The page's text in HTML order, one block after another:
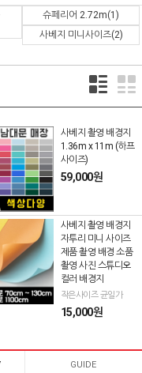
슈페리어 2.72m(1)
사베지 미니사이즈(2)
사베지 촬영 배경지
1.36m x 11m (하프
사이즈)
59,000원
사베지 촬영 배경지
자투리 미니 사이즈
제품 촬영 배경 소품
촬영 사진 스튜디오
컬러 배경지
작은사이즈 균일가
15,000원
GUIDE